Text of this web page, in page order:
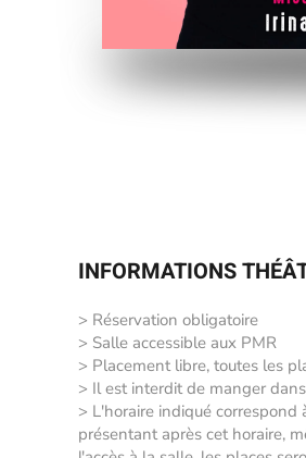
INFORMATIONS
> Réservation obligatoire
> Salle accessible aux PMR
> Placement libre, toutes les
> Il est interdit de manger
> L'horaire indiqué correspond
présentant après cet horaire,